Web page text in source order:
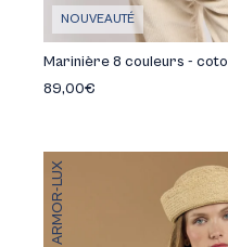
NOUVEAUTÉ
Marinière 8 couleurs -
89,00€
ARMOR-LUX